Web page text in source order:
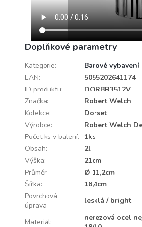
Doplňkové parametry
Kategorie:
Barové
EAN:
5055202641174
ID produktu:
DORBR3512V
Značka:
Robert Welch
Kolekce:
Dorset
Výrobce:
Robert Welch
Počet ks v balení:
1ks
Obsah:
2l
Výška:
21cm
Průměr:
Ø 11,2cm
Šířka:
18,4cm
Povrchová
úprava:
lesklá / bright
Materiál:
nerezová ocel